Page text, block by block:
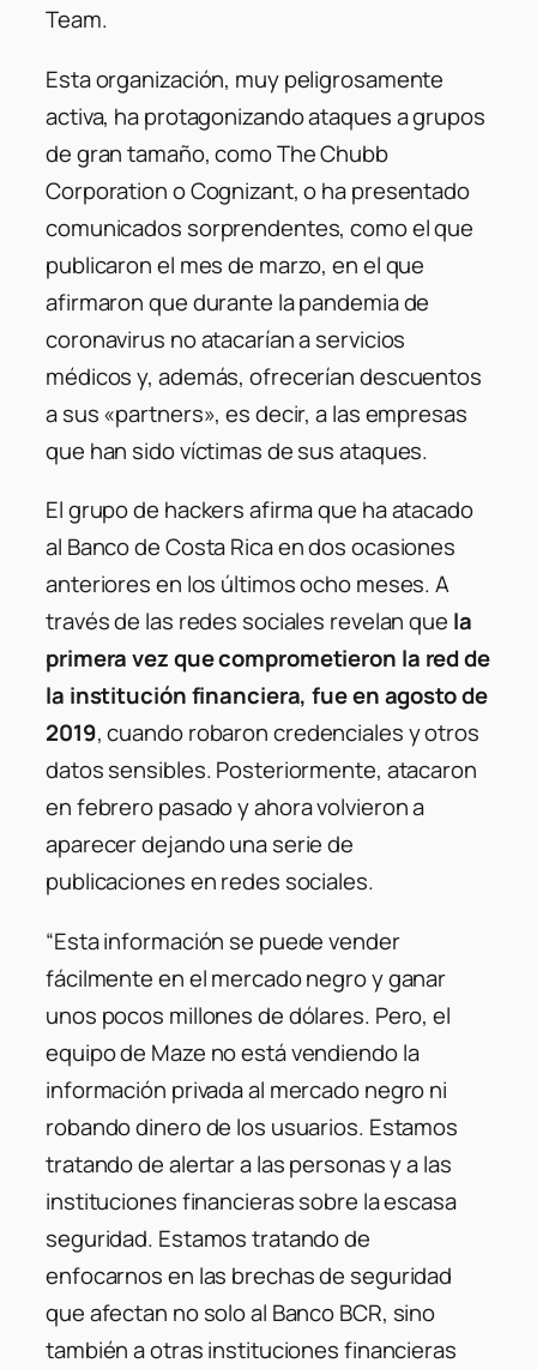
Team.
Esta organización, muy peligrosamente
activa, ha protagonizando ataques a grupos
de gran tamaño, como The Chubb
Corporation o Cognizant, o ha presentado
comunicados sorprendentes, como el que
publicaron el mes de marzo, en el que
afirmaron que durante la pandemia de
coronavirus no atacarían a servicios
médicos y, además, ofrecerían descuentos
a sus «partners», es decir, a las empresas
que han sido víctimas de sus ataques.
El grupo de hackers afirma que ha atacado
al Banco de Costa Rica en dos ocasiones
anteriores en los últimos ocho meses. A
través de las redes sociales revelan que la
primera vez que comprometieron la red de
la institución financiera, fue en agosto de
2019, cuando robaron credenciales y otros
datos sensibles. Posteriormente, atacaron
en febrero pasado y ahora volvieron a
aparecer dejando una serie de
publicaciones en redes sociales.
“Esta información se puede vender
fácilmente en el mercado negro y ganar
unos pocos millones de dólares. Pero, el
equipo de Maze no está vendiendo la
información privada al mercado negro ni
robando dinero de los usuarios. Estamos
tratando de alertar a las personas y a las
instituciones financieras sobre la escasa
seguridad. Estamos tratando de
enfocarnos en las brechas de seguridad
que afectan no solo al Banco BCR, sino
también a otras instituciones financieras